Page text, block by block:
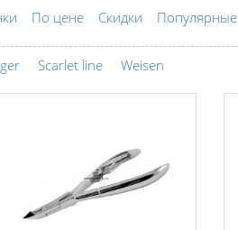
По цене Скидки Популярные
Scarlet line Weisen